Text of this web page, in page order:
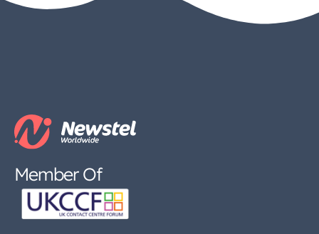
Member Of